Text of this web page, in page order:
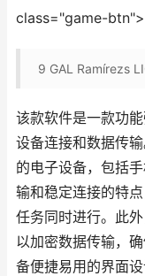
class="game-
9 GAL Ramírezs
该款软件是一款功
设备连接和数据传
的电子设备，包括
输和稳定连接的特
任务同时进行。此
以加密数据传输，
备便捷易用的界面